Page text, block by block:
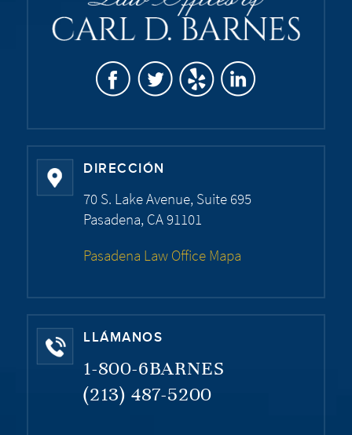
DIRECCIÓN
70 S. Lake Avenue, Suite 695
Pasadena, CA 91101
Pasadena Law Office Mapa
LLÁMANOS
1-800-6BARNES
(213) 487-5200